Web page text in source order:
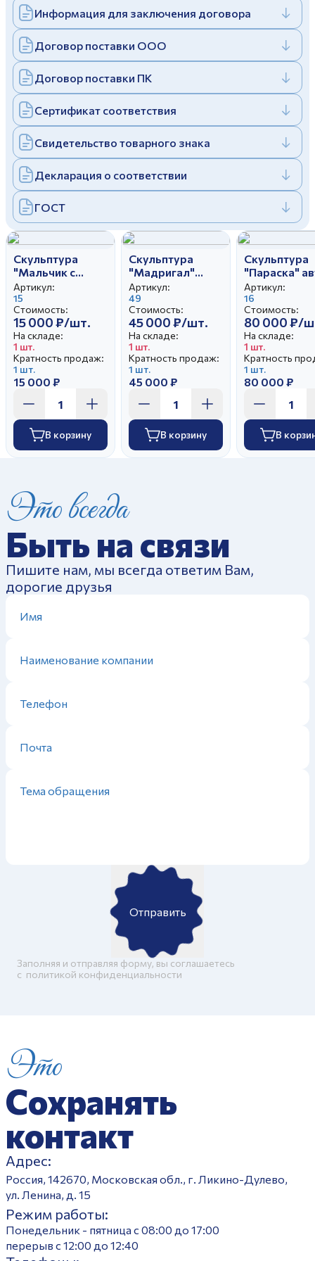
Отправить
Заполняя и отправляя форму, вы соглашаетесь
cполитикой конфиденциальности
Заполняя и отправляя форму, вы соглашаетесь
cполитикой конфиденциальности
Дулевский фарфоровый завод ©
Политика конфиденциальности
Информация для заключения договора
Договор поставки ООО
Договор поставки ПК
Сертификат соответствия
Свидетельство товарного знака
Декларация о соответствии
ГОСТ
Скульптура
"Мальчик с
бубном" автор
Малышева Н.А.
Артикул:
15
Стоимость:
15 000 ₽/шт.
На складе:
1 шт.
Кратность продаж:
1 шт.
15 000 ₽
В корзину
Скульптура
"Мадригал"
малый автор
Бржезицкая А.Д.
Артикул:
49
Стоимость:
45 000 ₽/шт.
На складе:
1 шт.
Кратность продаж:
1 шт.
45 000 ₽
В корзину
Скульптура
"Параска"
Богданова
Артикул:
16
Стоимость:
80 000 ₽/
На складе:
1 шт.
Кратность
1 шт.
80 000 ₽
В
Это всегда
Быть на связи
Пишите нам, мы всегда ответим Вам,
дорогие друзья
Отправить
Заполняя и отправляя форму, вы соглашаетесь
c политикой конфиденциальности
Это
Сохранять
контакт
Адрес:
Россия, 142670, Московская обл., г. Ликино-Дулево,
ул. Ленина, д. 15
Режим работы:
Понедельник - пятница с 08:00 до 17:00
перерыв с 12:00 до 12:40